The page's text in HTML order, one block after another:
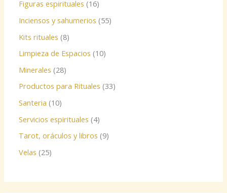
Figuras espirituales 16
Inciensos y sahumerios 55
Kits rituales 8
Limpieza de Espacios 10
Minerales 28
Productos para Rituales 33
Santeria 10
Servicios espirituales 4
Tarot, oráculos y libros 9
Velas 25